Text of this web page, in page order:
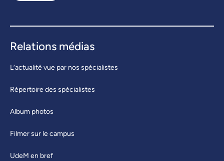
Relations médias
L’actualité vue par nos spécialistes
Répertoire des spécialistes
Album photos
Filmer sur le campus
UdeM en bref